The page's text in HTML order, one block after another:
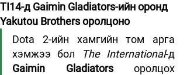
TI14-д Gaimin Gladiators-ийн оронд
Yakutou Brothers оролцоно
Dota 2-ийн хамгийн том арга
хэмжээ бол
The International
Gaimin Gladiators оролцох